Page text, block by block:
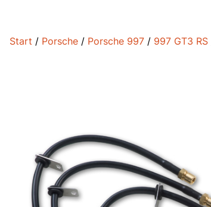
Start / Porsche / Porsche 997 / 997 GT3 RS